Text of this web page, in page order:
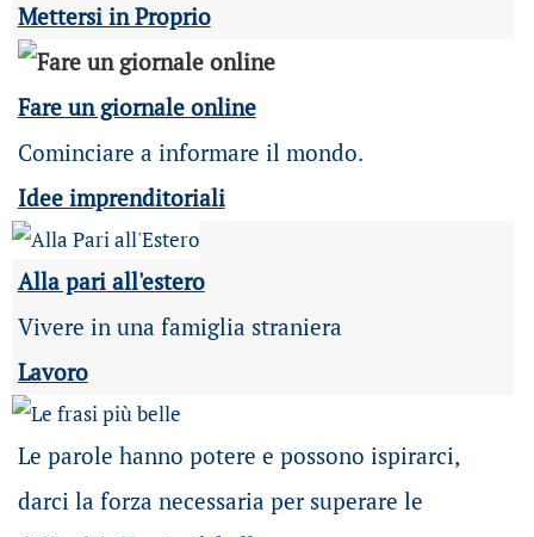
Mettersi in Proprio
Fare un giornale online
Cominciare a informare il mondo.
Idee imprenditoriali
Alla pari all'estero
Vivere in una famiglia straniera
Lavoro
Le parole hanno potere e possono ispirarci,
darci la forza necessaria per superare le